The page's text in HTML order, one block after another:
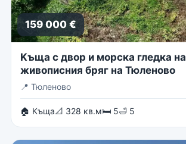
159 000 €
Kъща с двор и морска гледка на
живописния бряг на Тюленово
📍 Тюленово
🏠 Къща📐 328 кв.м🛏 5🛁 5